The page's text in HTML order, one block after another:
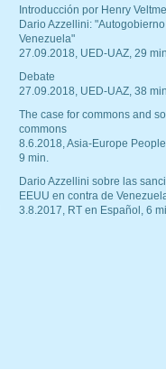
Introducción por Henry
Dario Azzellini:
Venezuela"
27.09.2018, UED-UAZ, 29
Debate
27.09.2018, UED-UAZ, 38
The case for commons and
commons
8.6.2018, Asia-Europe
9 min.
Dario Azzellini sobre las
EEUU en contra de
3.8.2017, RT en Español, 6